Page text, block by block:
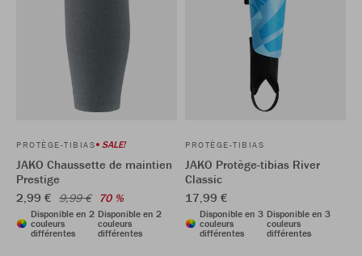
PROTÈGE-TIBIAS SALE!
JAKO Chaussette de maintien
Prestige
2,99 € 9,99 € 70 %
Disponible en 2
couleurs
différentes
Disponible en 2
couleurs
différentes
PROTÈGE-TIBIAS
JAKO Protège-tibias River
Classic
17,99 €
Disponible en 3
couleurs
différentes
Disponible en 3
couleurs
différentes